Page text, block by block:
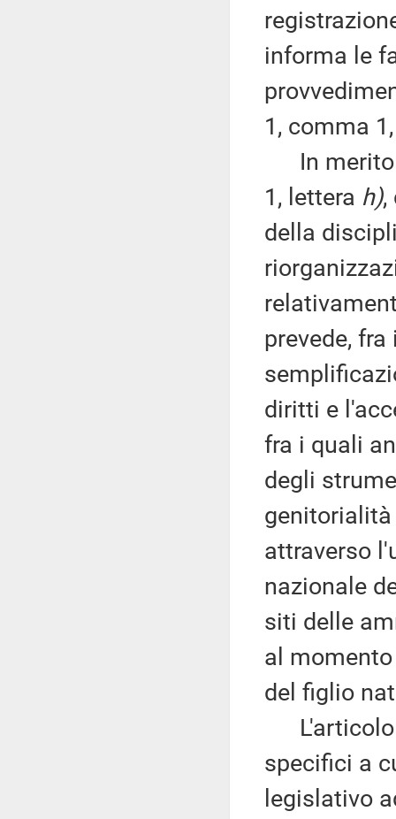
informa le
1, comma
In merito
1, lettera h),
della
prevede,
diritti e
fra i quali
degli
attraverso
nazionale
siti delle
al
del figlio
L'articolo
specifici a
legislativo